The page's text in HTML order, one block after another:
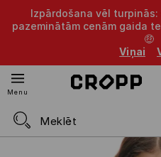
Izpārdošana vēl
pazeminātām cenām gaida
🤑
Viņai
Menu